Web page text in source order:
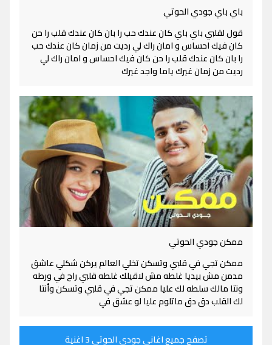
باي باي جودي الحوتي
قول لقلبي باي باي كان عندك حب را بان كان عندك قلب را حن
كان فيك احساس و امان راك لي رديت من زمان كان عندك حب
را بان كان عندك قلب را حن كان فيك احساس و امان راك لي
رديت من زمان غيرك ياما واجد غيرك
ممكن جودي الحوتي
ممكن تجي في قلبي وتسكن تخلي العالم يركن شكلي عاشق
مدمن مش بيديا غلطه مش لاقيلك غلطه قلبي راح في ورطه
ونتا مالك سلطه لك عليا ممكن تجي في قلبي وتسكن وأنتا
لك القلب دق دق ماتلوم عليا لو عشق في
تصفح جميع اغاني جودي الحوتي 3 اغنية